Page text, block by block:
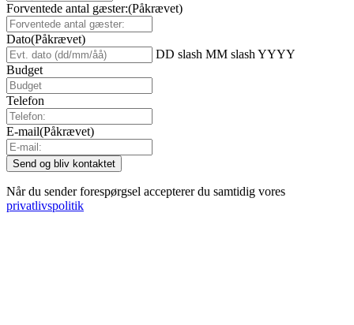
Forventede antal gæster:(Påkrævet)
Dato(Påkrævet)
DD slash MM slash YYYY
Budget
Telefon
E-mail(Påkrævet)
Når du sender forespørgsel accepterer du samtidig vores
privatlivspolitik